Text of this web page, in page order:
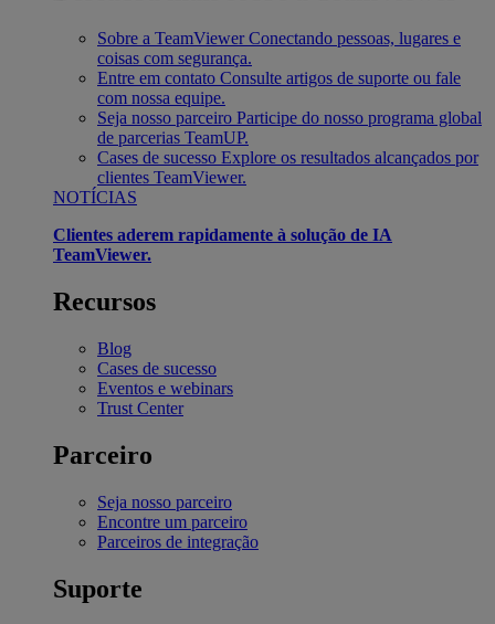
Sobre a TeamViewer Conectando pessoas, lugares e
coisas com segurança.
Entre em contato Consulte artigos de suporte ou fale
com nossa equipe.
Seja nosso parceiro Participe do nosso programa global
de parcerias TeamUP.
Cases de sucesso Explore os resultados alcançados por
clientes TeamViewer.
NOTÍCIAS
Clientes aderem rapidamente à solução de IA
TeamViewer.
Recursos
Blog
Cases de sucesso
Eventos e webinars
Trust Center
Parceiro
Seja nosso parceiro
Encontre um parceiro
Parceiros de integração
Suporte